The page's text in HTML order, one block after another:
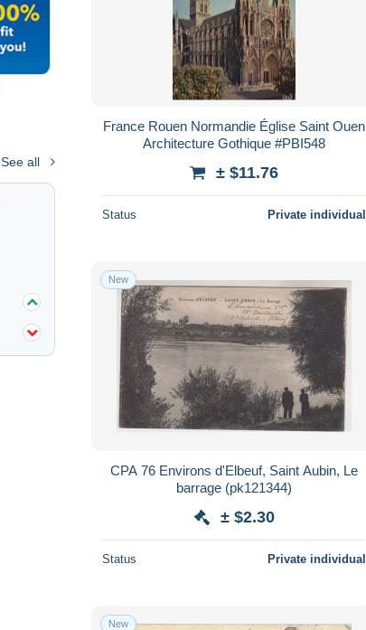
4,269
6,338
954
See all
France Rouen Normandie Église Saint Ouen
Architecture Gothique #PBI548
± $11.76
Status Private individual
New
CPA 76 Environs d'Elbeuf, Saint Aubin, Le
barrage (pk121344)
± $2.30
Status Private individual
New